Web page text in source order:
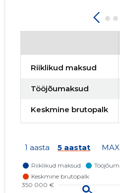
Riiklikud maksud
Tööjõumaksud
Keskmine brutopalk
1 aasta 5 aastat MAX